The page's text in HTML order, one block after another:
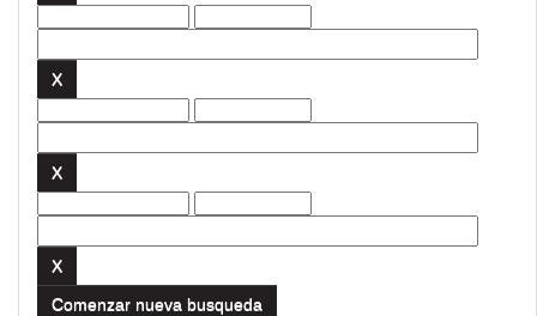
Comenzar nueva busqueda